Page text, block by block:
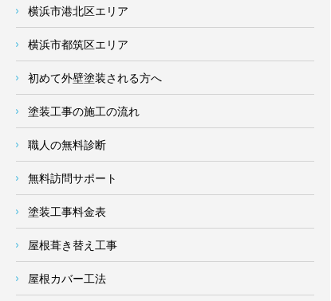
横浜市港北区エリア
横浜市都筑区エリア
初めて外壁塗装される方へ
塗装工事の施工の流れ
職人の無料診断
無料訪問サポート
塗装工事料金表
屋根葺き替え工事
屋根カバー工法